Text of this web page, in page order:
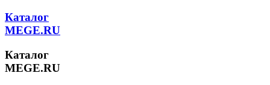
Каталог
MEGE.RU
Каталог
MEGE.RU